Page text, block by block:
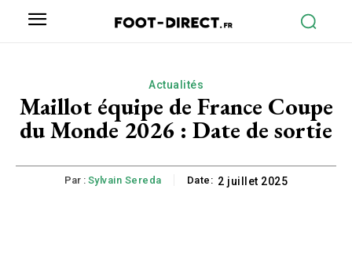
Actualités
Maillot équipe de France Coupe
du Monde 2026 : Date de sortie
Par : Sylvain Sereda Date: 2 juillet 2025